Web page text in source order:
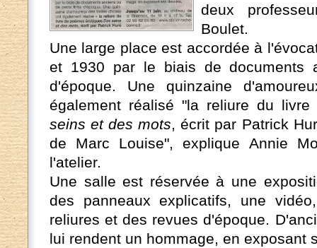
deux
Boulet.
Une large place est accordée à
et 1930 par le biais de documents
d'époque. Une quinzaine
également réalisé "la reliure du
seins et des mots, écrit par Patrick
de Marc Louise", explique Annie
l'atelier.
Une salle est réservée à une
des panneaux explicatifs, une
reliures et des revues d'époque.
lui rendent un hommage, en exposant